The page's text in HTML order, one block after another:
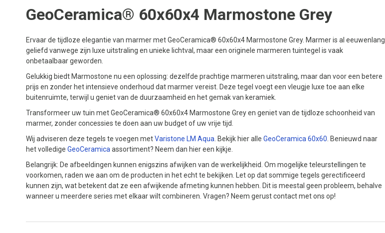
GeoCeramica® 60x60x4 Marmostone Grey
Ervaar de tijdloze elegantie van marmer met GeoCeramica® 60x60x4 Marmostone Grey. Marmer is al eeuwenlang
geliefd vanwege zijn luxe uitstraling en unieke lichtval, maar een originele marmeren tuintegel is vaak
onbetaalbaar geworden.
Gelukkig biedt Marmostone nu een oplossing: dezelfde prachtige marmeren uitstraling, maar dan voor een betere
prijs en zonder het intensieve onderhoud dat marmer vereist. Deze tegel voegt een vleugje luxe toe aan elke
buitenruimte, terwijl u geniet van de duurzaamheid en het gemak van keramiek.
Transformeer uw tuin met GeoCeramica® 60x60x4 Marmostone Grey en geniet van de tijdloze schoonheid van
marmer, zonder concessies te doen aan uw budget of uw vrije tijd.
Wij adviseren deze tegels te voegen metVaristone LM Aqua . Bekijk hier alle GeoCeramica 60x60 . Benieuwd naar
het volledige GeoCeramica assortiment? Neem dan hier een kijkje.
Belangrijk: De afbeeldingen kunnen enigszins afwijken van de werkelijkheid. Om mogelijke teleurstellingen te
voorkomen, raden we aan om de producten in het echt te bekijken. Let op dat sommige tegels gerectificeerd
kunnen zijn, wat betekent dat ze een afwijkende afmeting kunnen hebben. Dit is meestal geen probleem, behalve
wanneer u meerdere series met elkaar wilt combineren. Vragen? Neem gerust contact met ons op!